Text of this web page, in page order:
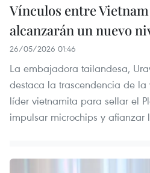
Vínculos entre
alcanzarán un nuevo
26/05/2026 01:46
La embajadora tailandesa,
destaca la trascendencia de
líder vietnamita para sellar el
impulsar microchips y